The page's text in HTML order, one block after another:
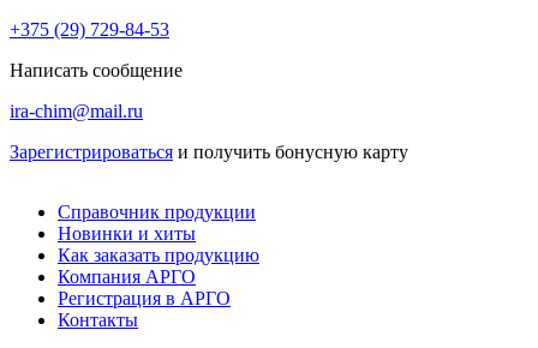
+375 (29) 729-84-53
Написать сообщение
ira-chim@mail.ru
Зарегистрироваться и получить бонусную карту
Справочник продукции
Новинки и хиты
Как заказать продукцию
Компания АРГО
Регистрация в АРГО
Контакты